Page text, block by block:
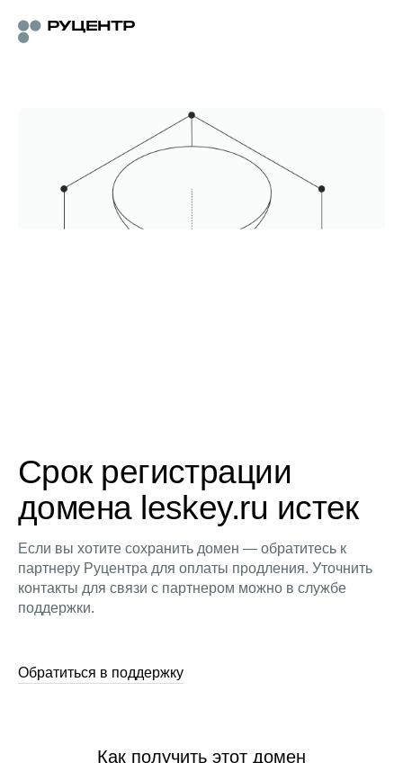
Срок регистрации
домена leskey.ru истек
Если вы хотите сохранить домен — обратитесь к
партнеру Руцентра для оплаты продления. Уточнить
контакты для связи с партнером можно в службе
поддержки.
Обратиться в поддержку
Как получить этот домен